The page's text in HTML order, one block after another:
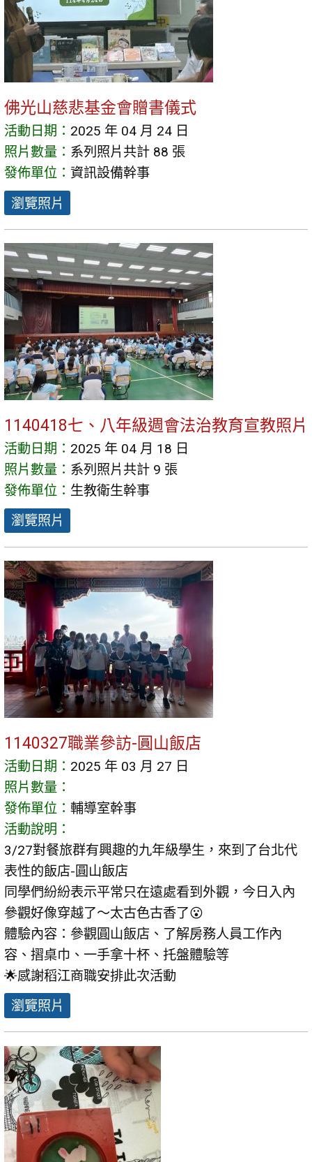
佛光山慈悲基金會贈書儀式
活動日期： 2025 年 04 月 24 日
照片數量： 系列照片共計 88 張
發佈單位： 資訊設備幹事
瀏覽照片
1140418七、八年級週會法治教育宣教照片
活動日期： 2025 年 04 月 18 日
照片數量： 系列照片共計 9 張
發佈單位： 生教衛生幹事
瀏覽照片
1140327職業參訪-圓山飯店
活動日期： 2025 年 03 月 27 日
照片數量：
發佈單位： 輔導室幹事
活動說明：
3/27對餐旅群有興趣的九年級學生，來到了台北代
表性的飯店-圓山飯店
同學們紛紛表示平常只在遠處看到外觀，今日入內
參觀好像穿越了～太古色古香了😮
體驗內容：參觀圓山飯店、了解房務人員工作內
容、摺桌巾、一手拿十杯、托盤體驗等
🌟感謝稻江商職安排此次活動
瀏覽照片